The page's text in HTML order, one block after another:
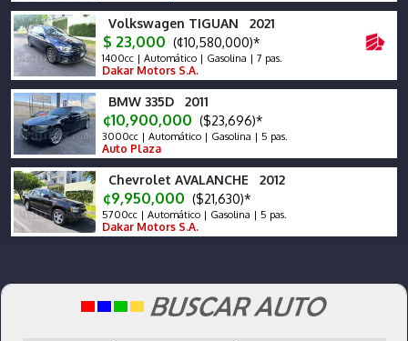
Volkswagen TIGUAN 2021
$ 23,000 (¢10,580,000)*
1400cc | Automático | Gasolina | 7 pas.
Dakar Motors S.A.
BMW 335D 2011
¢10,900,000 ($23,696)*
3000cc | Automático | Gasolina | 5 pas.
Auto Plaza
Chevrolet AVALANCHE 2012
¢9,950,000 ($21,630)*
5700cc | Automático | Gasolina | 5 pas.
Dakar Motors S.A.